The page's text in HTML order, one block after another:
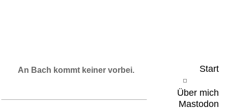
Start
Über mich
Mastodon
An Bach kommt keiner vorbei.